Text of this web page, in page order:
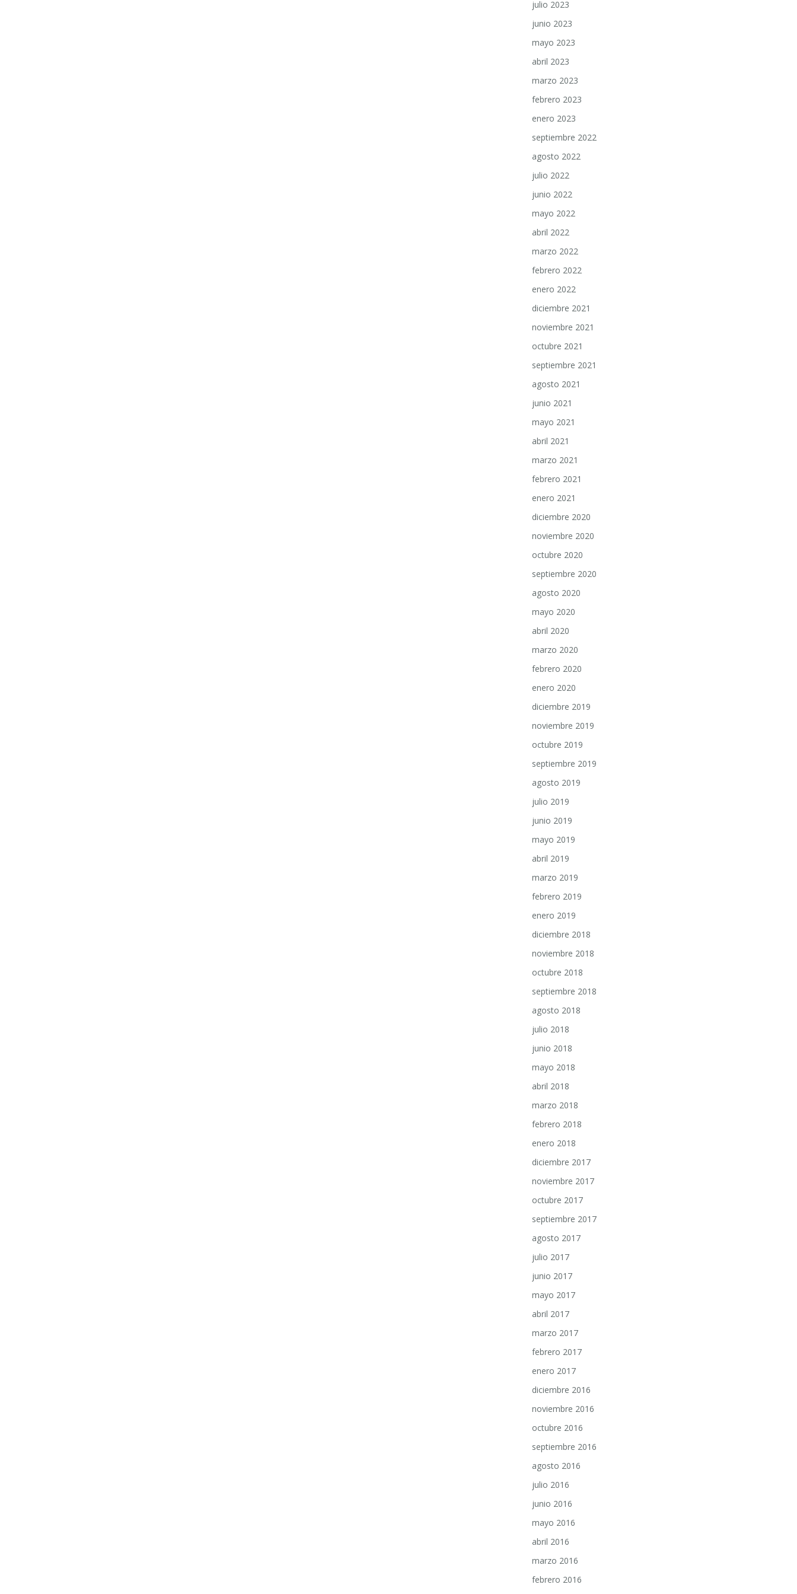
julio 2023
junio 2023
mayo 2023
abril 2023
marzo 2023
febrero 2023
enero 2023
septiembre 2022
agosto 2022
julio 2022
junio 2022
mayo 2022
abril 2022
marzo 2022
febrero 2022
enero 2022
diciembre 2021
noviembre 2021
octubre 2021
septiembre 2021
agosto 2021
junio 2021
mayo 2021
abril 2021
marzo 2021
febrero 2021
enero 2021
diciembre 2020
noviembre 2020
octubre 2020
septiembre 2020
agosto 2020
mayo 2020
abril 2020
marzo 2020
febrero 2020
enero 2020
diciembre 2019
noviembre 2019
octubre 2019
septiembre 2019
agosto 2019
julio 2019
junio 2019
mayo 2019
abril 2019
marzo 2019
febrero 2019
enero 2019
diciembre 2018
noviembre 2018
octubre 2018
septiembre 2018
agosto 2018
julio 2018
junio 2018
mayo 2018
abril 2018
marzo 2018
febrero 2018
enero 2018
diciembre 2017
noviembre 2017
octubre 2017
septiembre 2017
agosto 2017
julio 2017
junio 2017
mayo 2017
abril 2017
marzo 2017
febrero 2017
enero 2017
diciembre 2016
noviembre 2016
octubre 2016
septiembre 2016
agosto 2016
julio 2016
junio 2016
mayo 2016
abril 2016
marzo 2016
febrero 2016